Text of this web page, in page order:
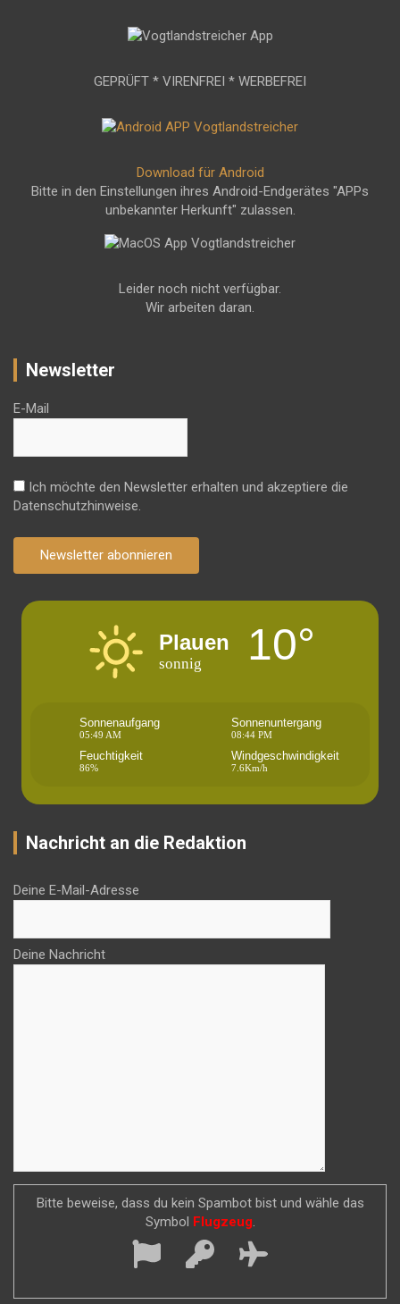
GEPRÜFT * VIRENFREI * WERBEFREI
Download für Android
Bitte in den Einstellungen ihres Android-Endgerätes "APPs
unbekannter Herkunft" zulassen.
Leider noch nicht verfügbar.
Wir arbeiten daran.
Newsletter
E-Mail
Ich möchte den Newsletter erhalten und akzeptiere die
Datenschutzhinweise.
Newsletter abonnieren
Plauen
sonnig 10°
Sonnenaufgang
05:49 AM
Sonnenuntergang
08:44 PM
Feuchtigkeit
86%
Windgeschwindigkeit
7.6Km/h
Nachricht an die Redaktion
Deine E-Mail-Adresse
Deine Nachricht
Bitte beweise, dass du kein Spambot bist und wähle das
Symbol Flugzeug.